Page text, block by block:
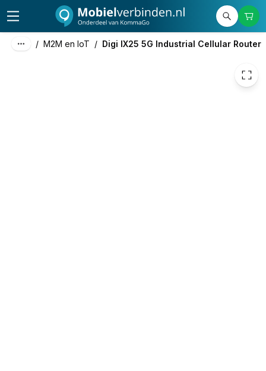
/ M2M en IoT / Digi IX25 5G Industrial Cellular Router
1.133,20 excl. btw
1.371,17 incl. btw